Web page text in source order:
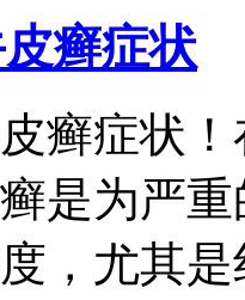
癣症状
癣症状
是为严
，尤其